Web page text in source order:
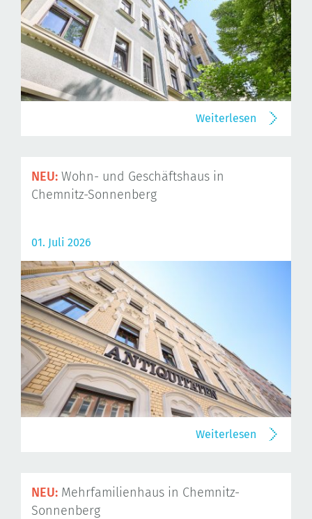
Weiterlesen
NEU: Wohn- und Geschäftshaus in
Chemnitz-Sonnenberg
01. Juli 2026
Weiterlesen
NEU: Mehrfamilienhaus in Chemnitz-
Sonnenberg